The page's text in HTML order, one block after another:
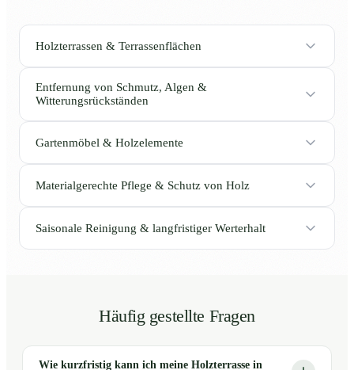
Holzterrassen & Terrassenflächen
Entfernung von Schmutz, Algen &
Witterungsrückständen
Gartenmöbel & Holzelemente
Materialgerechte Pflege & Schutz von Holz
Saisonale Reinigung & langfristiger Werterhalt
Häufig gestellte Fragen
Wie kurzfristig kann ich meine Holzterrasse in